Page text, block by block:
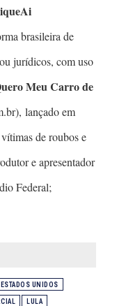
brasileira de
jurídicos, com uso
Meu Carro de
lançado em
de roubos e
e apresentador
Federal;
UNIDOS
LULA